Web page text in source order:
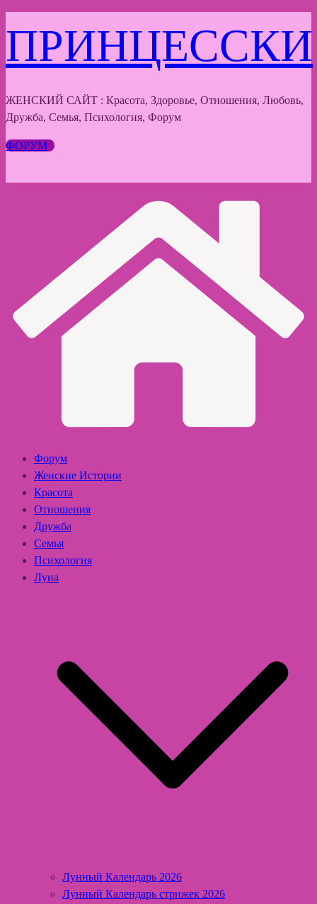
к
содержимому
ПРИНЦЕССКИ
ЖЕНСКИЙ САЙТ : Красота, Здоровье, Отношения, Любовь,
Дружба, Семья, Психология, Форум
ФОРУМ
Форум
Женские Истории
Красота
Отношения
Дружба
Семья
Психология
Луна
Лунный Календарь 2026
Лунный Календарь стрижек 2026